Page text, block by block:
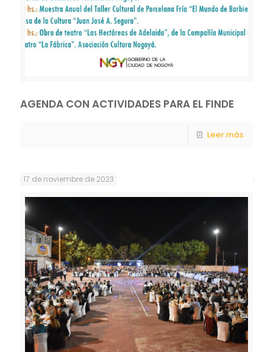
AGENDA CON ACTIVIDADES PARA EL FINDE
Leer más
17 de noviembre de 2023